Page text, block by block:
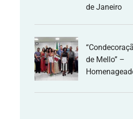
de Janeiro
de Mello” –